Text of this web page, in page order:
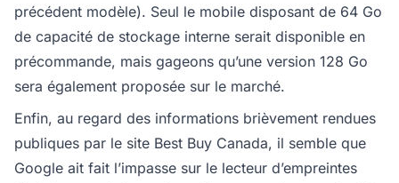
précédent modèle). Seul le mobile disposant de 64 Go
de capacité de stockage interne serait disponible en
précommande, mais gageons qu’une version 128 Go
sera également proposée sur le marché.
Enfin, au regard des informations brièvement rendues
publiques par le site Best Buy Canada, il semble que
Google ait fait l’impasse sur le lecteur d’empreintes